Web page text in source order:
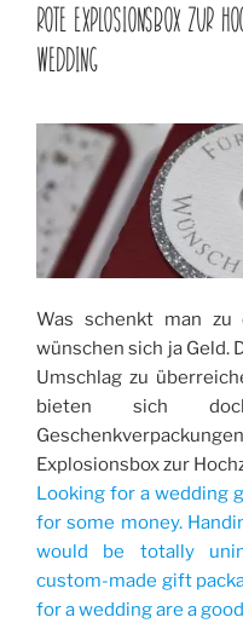
AM
ROTE EXPLOSIONSBOX ZUR
WEDDING
Was schenkt man zu
wünschen sich ja Geld.
Umschlag zu
bieten sich
Explosionsbox zur
Looking for a wedding
for some money.
would be totally
custom-made gift
for a wedding are a